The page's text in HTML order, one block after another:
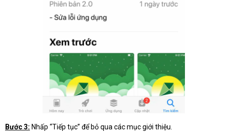
Bước 3: Nhấp “Tiếp tục” để bỏ qua các mục giới thiệu.